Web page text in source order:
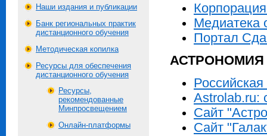
Наши издания и публикации
Банк региональных практик
дистанционного обучения
Методическая копилка
Ресурсы для обеспечения
дистанционного обучения
Ресурсы,
рекомендованные
Минпросвещением
Онлайн-платформы
Медиатека
Портал
АСТРОНОМИЯ
Astrolab.ru:
Сайт
Сайт